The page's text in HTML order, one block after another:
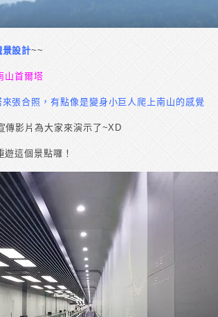
景設計~~
山首爾塔
張合照，有點像是變身小巨人爬上南山的感覺
傳影片為大家來演示了~XD
這個景點囉！